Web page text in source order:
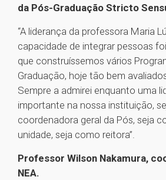
da Pós-Graduação Stricto
“A liderança da professora Maria
capacidade de integrar pessoas
que construíssemos vários
Graduação, hoje tão bem
Sempre a admirei enquanto uma
importante na nossa instituição,
coordenadora geral da Pós, seja
unidade, seja como reitora”.
Professor Wilson Nakamura,
NEA.